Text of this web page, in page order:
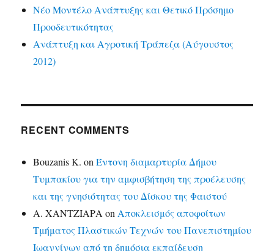
Νέο Μοντέλο Ανάπτυξης και Θετικό Πρόσημο
Προοδευτικότητας
Ανάπτυξη και Αγροτική Τράπεζα (Αύγουστος
2012)
RECENT COMMENTS
Bouzanis K. onΈντονη διαμαρτυρία Δήμου
Τυμπακίου για την αμφισβήτηση της προέλευσης
και της γνησιότητας του Δίσκου της Φαιστού
Α. ΧΑΝΤΖΙΑΡΑ on Αποκλεισμός αποφοίτων
Τμήματος Πλαστικών Τεχνών του Πανεπιστημίου
Ιωαννίνων από τη δημόσια εκπαίδευση